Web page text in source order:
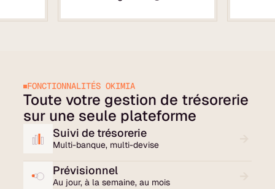
FONCTIONNALITÉS OKIMIA
Toute votre gestion de trésorerie
sur une seule plateforme
Suivi de trésorerie
Multi-banque, multi-devise
Prévisionnel
Au jour, à la semaine, au mois